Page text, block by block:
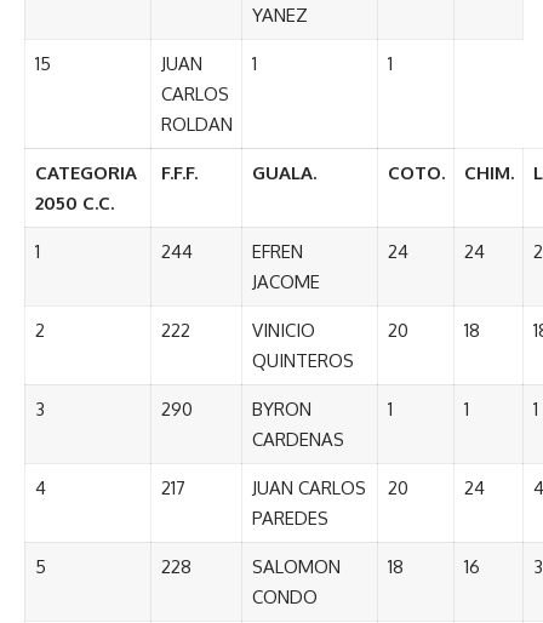
YANEZ
15
JUAN
CARLOS
ROLDAN
1 1
CATEGORIA
2050 C.C.
F.F.F. GUALA. COTO. CHIM.
1 244
EFREN
JACOME
24 24
2 222
VINICIO
QUINTEROS
20 18
3 290
BYRON
CARDENAS
1 1 1
4 217
JUAN CARLOS
PAREDES
20 24
5 228
SALOMON
CONDO
18 16